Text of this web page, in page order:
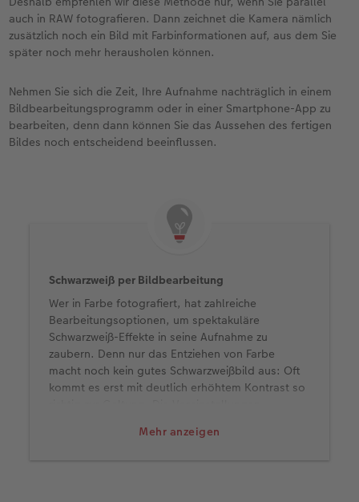
auch in RAW fotografieren. Dann zeichnet die Kamera nämlich
zusätzlich noch ein Bild mit Farbinformationen auf, aus dem Sie
später noch mehr herausholen können.
Nehmen Sie sich die Zeit, Ihre Aufnahme nachträglich in einem
Bildbearbeitungsprogramm oder in einer Smartphone-App zu
bearbeiten, denn dann können Sie das Aussehen des fertigen
Bildes noch entscheidend beeinflussen.
Mehr anzeigen
Schwarzweiß per Bildbearbeitung
Wer in Farbe fotografiert, hat zahlreiche
Bearbeitungsoptionen, um spektakuläre
Schwarzweiß-Effekte in seine Aufnahme zu
zaubern. Denn nur das Entziehen von Farbe
macht noch kein gutes Schwarzweißbild aus: Oft
kommt es erst mit deutlich erhöhtem Kontrast so
in Smartphone-Apps helfen Ihnen, den richtigen